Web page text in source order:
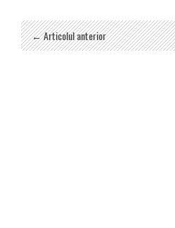
← Articolul anterior